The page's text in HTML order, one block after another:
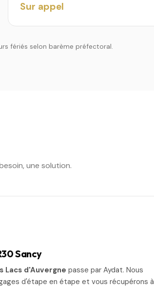
Sur appel
fériés selon barème préfectoral.
une solution.
Sancy
Lacs d'Auvergne passe par Aydat. Nous
d'étape en étape et vous récupérons à